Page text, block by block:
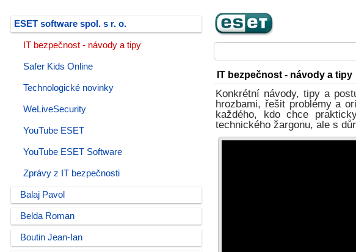
ESET software spol. s r. o.
IT bezpečnost - návody a tipy
Safer Kids Online
Technologické novinky
WeLiveSecurity
YouTube ESET
YouTube ESET Software
Zprávy z IT bezpečnosti
Balaj Pavol
Belda Roman
Boutin Jean-Ian
IT bezpečnost - návody a tipy
Konkrétní návody, tipy a
hrozbami, řešit problémy a
každého, kdo chce
technického žargonu, ale s